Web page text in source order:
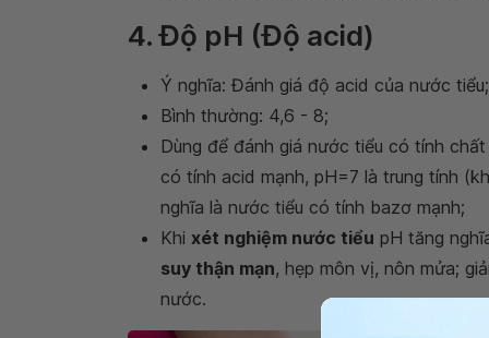
4. Độ pH (Độ acid)
Ý nghĩa: Đánh giá độ acid của nước tiểu;
Bình thường: 4,6 - 8;
Dùng để đánh giá nước tiểu có tính
có tính acid mạnh, pH=7 là trung tính
nghĩa là nước tiểu có tính bazơ mạnh;
Khi xét nghiệm nước tiểu pH tăng
suy thận mạn, hẹp môn vị, nôn mửa;
nước.